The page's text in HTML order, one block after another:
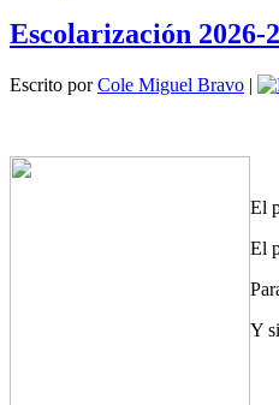
Escolarización 2026-
Escrito porCole Miguel Bravo |
El
El
Y